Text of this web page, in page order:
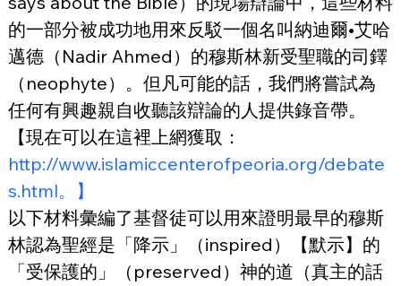
的一部分被成功地用來反駁一個名叫納迪爾•艾哈
邁德（Nadir Ahmed）的穆斯林新受聖職的司鐸
（neophyte）。但凡可能的話，我們將嘗試為
任何有興趣親自收聽該辯論的人提供錄音帶。
【現在可以在這裡上網獲取：
http://www.islamiccenterofpeoria.org/debate
s.html。】
以下材料彙編了基督徒可以用來證明最早的穆斯
林認為聖經是「降示」（inspired）【默示】的
「受保護的」（preserved）神的道（真主的話